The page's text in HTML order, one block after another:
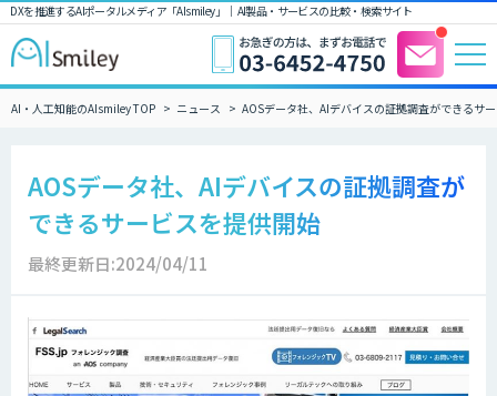
DXを推進するAIポータルメディア「AIsmiley」｜ AI製品・サービスの比較・検索サイト
AI・人工知能のAIsmiley TOP ニュース AOSデータ社、AIデバイスの証拠調査ができるサ
AOSデータ社、AIデバイスの証拠調査が
できるサービスを提供開始
最終更新日:2024/04/11